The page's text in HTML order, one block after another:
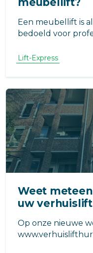
Een meubellift is
bedoeld voor
gebruik. Het
maakt een
eenvoudiger.
Lift-Express
Weet
uw
Op onze nieuwe